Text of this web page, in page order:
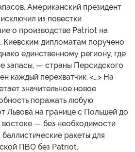
Американский президент
из повестки
о производстве Patriot на
Киевским дипломатам поручено
единственному региону, где
запасы, — страны Персидского
каждый перехватчик. <…> На
значительное новое
поражать любую
Львова на границе с Польшей до
— без необходимости
ракеты для
ПВО без Patriot.